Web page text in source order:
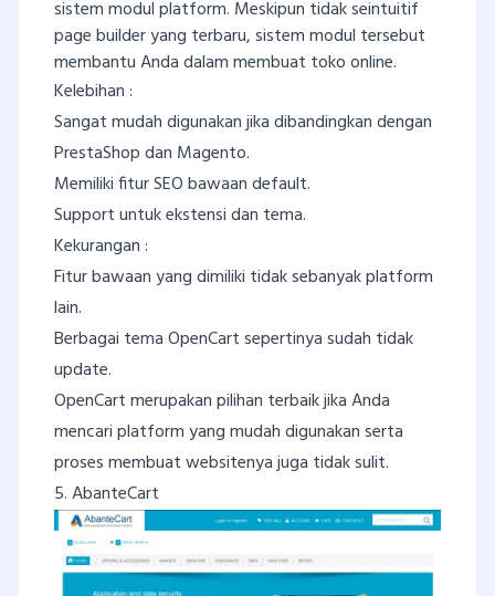
sistem modul platform. Meskipun tidak seintuitif
page builder yang terbaru, sistem modul tersebut
membantu Anda dalam membuat toko online.
Kelebihan :
Sangat mudah digunakan jika dibandingkan dengan
PrestaShop dan Magento.
Memiliki fitur SEO bawaan default.
Support untuk ekstensi dan tema.
Kekurangan :
Fitur bawaan yang dimiliki tidak sebanyak platform
lain.
Berbagai tema OpenCart sepertinya sudah tidak
update.
OpenCart merupakan pilihan terbaik jika Anda
mencari platform yang mudah digunakan serta
proses membuat websitenya juga tidak sulit.
5. AbanteCart